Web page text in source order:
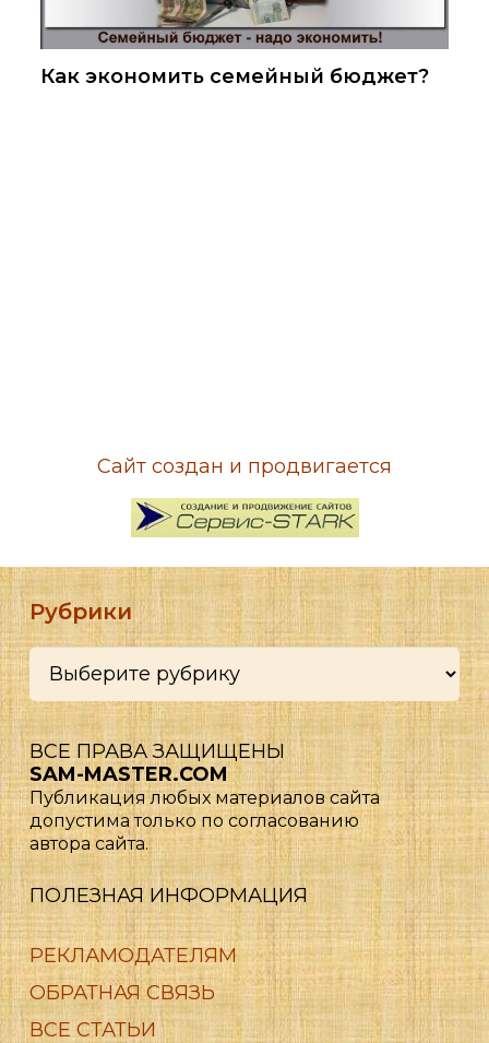
Как экономить семейный бюджет?
Сайт создан и продвигается
Рубрики
Рубрики
ВСЕ ПРАВА ЗАЩИЩЕНЫ
SAM-MASTER.COM
Публикация любых материалов сайта
допустима только по согласованию
автора сайта.
ПОЛЕЗНАЯ ИНФОРМАЦИЯ
РЕКЛАМОДАТЕЛЯМ
ОБРАТНАЯ СВЯЗЬ
ВСЕ СТАТЬИ